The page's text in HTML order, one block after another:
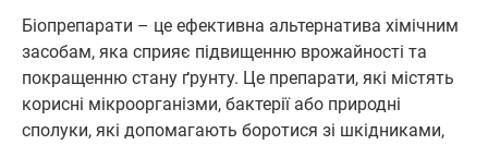
Біопрепарати – це ефективна альтернатива хімічним
засобам, яка сприяє підвищенню врожайності та
покращенню стану ґрунту. Це препарати, які містять
корисні мікроорганізми, бактерії або природні
сполуки, які допомагають боротися зі шкідниками,